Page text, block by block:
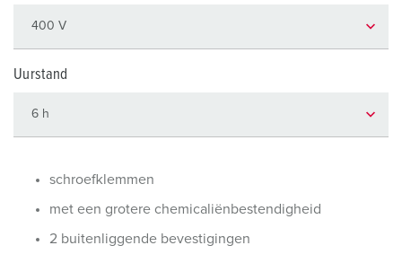
Uurstand
schroefklemmen
met een grotere chemicaliënbestendigheid
2 buitenliggende bevestigingen